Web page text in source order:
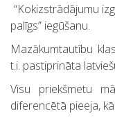
“Kokizstrādājumu
palīgs” iegūšanu.
Mazākumtautību
t.i. pastiprināta
Visu priekšmetu
diferencētā pieeja,